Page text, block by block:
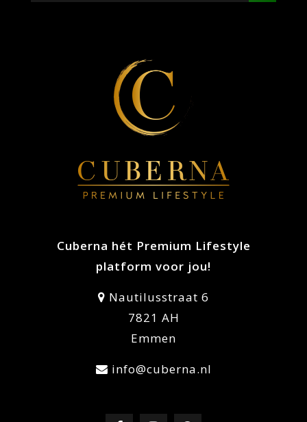
TEMPERATUURZONES
Bent u op zoek naar een inbouw
wijnklimaatkast met twee verschillende zones,
bewaard kunnen worden? Kies dan voor de
onderbouw wijnkoelkast inbouw met 2 zones
van Cuberna.nl. U kunt de bewaartemperatuur
vrijwel alle wijnkasten is te kiezen voor een
model met 2 zones waarbij er een bovenste en
wat ervoor zorgt dat de luchtvochtigheid hoog
wijnflessen niet uit. Daarnaast heeft elke
Cuberna hét Premium Lifestyle
platform voor jou!
Nautilusstraat 6
7821 AH
Emmen
info@cuberna.nl